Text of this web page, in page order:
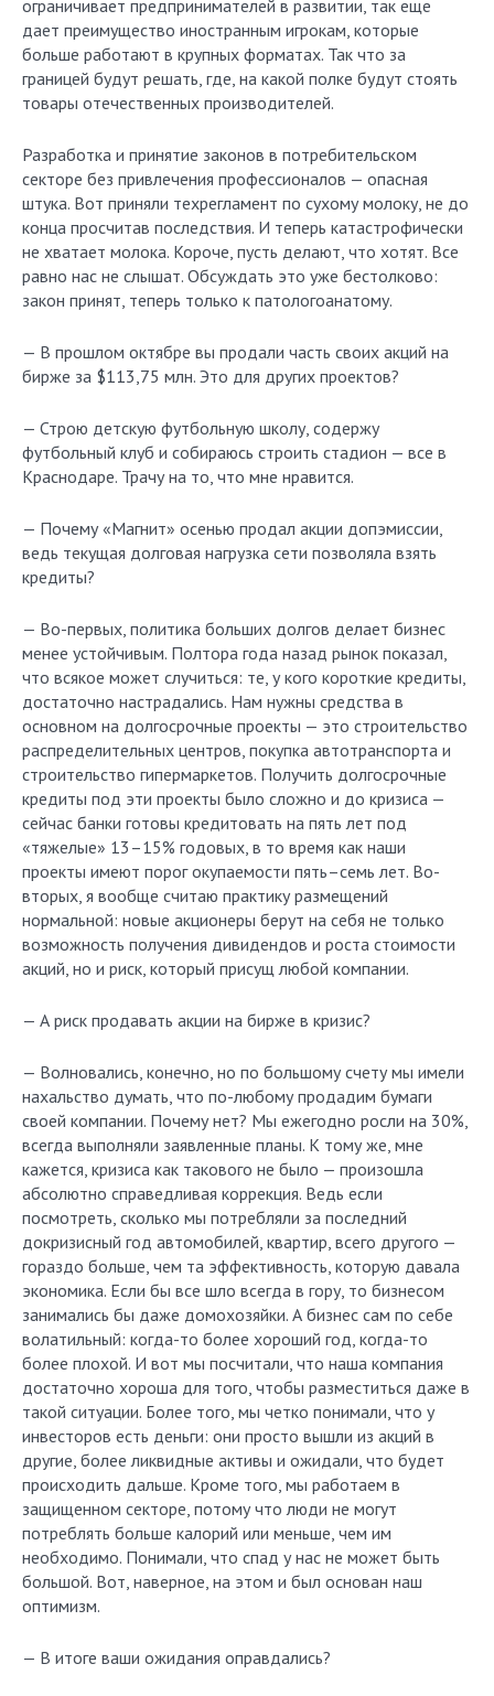
ограничивает предпринимателей в развитии, так еще
дает преимущество иностранным игрокам, которые
больше работают в крупных форматах. Так что за
границей будут решать, где, на какой полке будут стоять
товары отечественных производителей.
Разработка и принятие законов в потребительском
секторе без привлечения профессионалов — опасная
штука. Вот приняли техрегламент по сухому молоку, не до
конца просчитав последствия. И теперь катастрофически
не хватает молока. Короче, пусть делают, что хотят. Все
равно нас не слышат. Обсуждать это уже бестолково:
закон принят, теперь только к патологоанатому.
— В прошлом октябре вы продали часть своих акций на
бирже за $113,75 млн. Это для других проектов?
— Строю детскую футбольную школу, содержу
футбольный клуб и собираюсь строить стадион — все в
Краснодаре. Трачу на то, что мне нравится.
— Почему «Магнит» осенью продал акции допэмиссии,
ведь текущая долговая нагрузка сети позволяла взять
кредиты?
— Во-первых, политика больших долгов делает бизнес
менее устойчивым. Полтора года назад рынок показал,
что всякое может случиться: те, у кого короткие кредиты,
достаточно настрадались. Нам нужны средства в
основном на долгосрочные проекты — это строительство
распределительных центров, покупка автотранспорта и
строительство гипермаркетов. Получить долгосрочные
кредиты под эти проекты было сложно и до кризиса —
сейчас банки готовы кредитовать на пять лет под
«тяжелые» 13–15% годовых, в то время как наши
проекты имеют порог окупаемости пять–семь лет. Во-
вторых, я вообще считаю практику размещений
нормальной: новые акционеры берут на себя не только
возможность получения дивидендов и роста стоимости
акций, но и риск, который присущ любой компании.
— А риск продавать акции на бирже в кризис?
— Волновались, конечно, но по большому счету мы имели
нахальство думать, что по-любому продадим бумаги
своей компании. Почему нет? Мы ежегодно росли на 30%,
всегда выполняли заявленные планы. К тому же, мне
кажется, кризиса как такового не было — произошла
абсолютно справедливая коррекция. Ведь если
посмотреть, сколько мы потребляли за последний
докризисный год автомобилей, квартир, всего другого —
гораздо больше, чем та эффективность, которую давала
экономика. Если бы все шло всегда в гору, то бизнесом
занимались бы даже домохозяйки. А бизнес сам по себе
волатильный: когда-то более хороший год, когда-то
более плохой. И вот мы посчитали, что наша компания
достаточно хороша для того, чтобы разместиться даже в
такой ситуации. Более того, мы четко понимали, что у
инвесторов есть деньги: они просто вышли из акций в
другие, более ликвидные активы и ожидали, что будет
происходить дальше. Кроме того, мы работаем в
защищенном секторе, потому что люди не могут
потреблять больше калорий или меньше, чем им
необходимо. Понимали, что спад у нас не может быть
большой. Вот, наверное, на этом и был основан наш
оптимизм.
— В итоге ваши ожидания оправдались?